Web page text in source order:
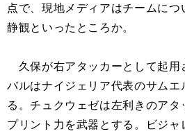
点で、現地メディアはチームにつ
静観といったところか。
久保が右アタッカーとして起用
バルはナイジェリア代表のサムエ
る。チュクウェゼは左利きのアタ
プリント力を武器とする。ビジャ